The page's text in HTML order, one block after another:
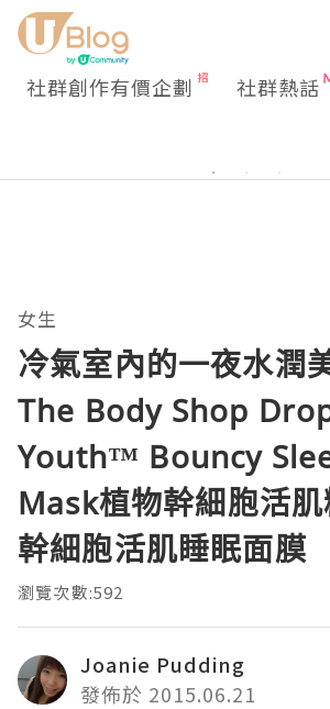
社群創作有價企劃 社群熱話
女生
冷氣室內的一夜水潤
The Body Shop
Youth™ Bouncy
Mask植物幹細胞活
幹細胞活肌睡眠面膜
瀏覽次數:592
Joanie Pudding
發佈於 2015.06.21